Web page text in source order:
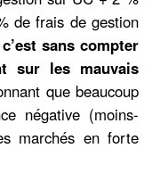
de frais de gestion
sans compter
sur les mauvais
que beaucoup
négative (moins-
marchés en forte